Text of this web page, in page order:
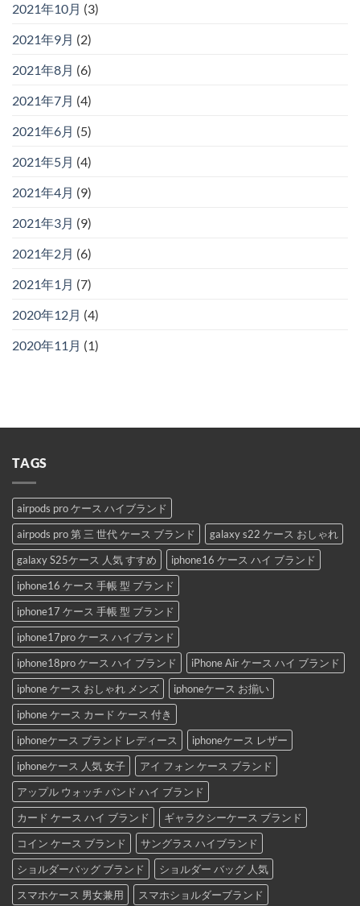
2021年10月 (3)
2021年9月 (2)
2021年8月 (6)
2021年7月 (4)
2021年6月 (5)
2021年5月 (4)
2021年4月 (9)
2021年3月 (9)
2021年2月 (6)
2021年1月 (7)
2020年12月 (4)
2020年11月 (1)
TAGS
airpods pro ケース ハイブランド
airpods pro 第 三 世代 ケース ブランド
galaxy s22 ケース おしゃれ
galaxy S25ケース 人気 すすめ
iphone16 ケース ハイ ブランド
iphone16 ケース 手帳 型 ブランド
iphone17 ケース 手帳 型 ブランド
iphone17pro ケース ハイブランド
iphone18pro ケース ハイ ブランド
iPhone Air ケース ハイ ブランド
iphone ケース おしゃれ メンズ
iphoneケース お揃い
iphone ケース カード ケース 付き
iphoneケース ブランド レディース
iphoneケース レザー
iphoneケース 人気 女子
アイ フォン ケース ブランド
アップル ウォッチ バンド ハイ ブランド
カード ケース ハイ ブランド
ギャラクシーケース ブランド
コイン ケース ブランド
サングラス ハイブランド
ショルダーバッグ ブランド
ショルダー バッグ 人気
スマホケース 男女兼用
スマホショルダーブランド